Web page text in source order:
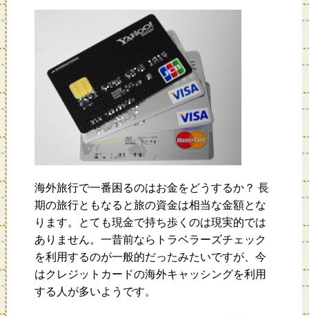
海外旅行で一番困るのはお金をどうするか？ 長
期の旅行ともなると旅の資金は相当な金額とな
ります。とても現金で持ち歩くのは現実的では
ありません。一昔前ならトラベラーズチェック
を利用するのが一般的だったみたいですが、今
はクレジットカードの海外キャッシングを利用
する人が多いようです。